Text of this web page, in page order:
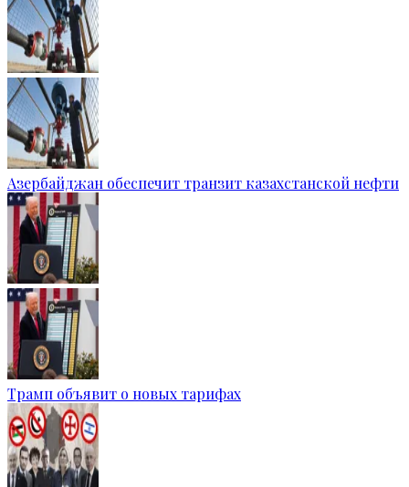
Азербайджан обеспечит транзит казахстанской нефти
Трамп объявит о новых тарифах